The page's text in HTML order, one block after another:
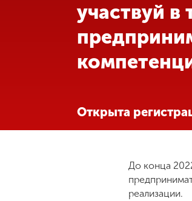
Международная
деятельность
Другие виды
участвуй в
Открыта
До конца
реализации.